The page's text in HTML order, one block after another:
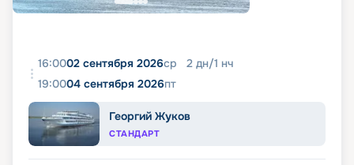
16:0002 сентября 2026ср 2 дн/1 нч
19:0004 сентября 2026пт
Георгий Жуков
СТАНДАРТ